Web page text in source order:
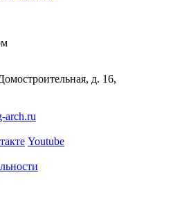
д. 16,
arch.ru
Youtube